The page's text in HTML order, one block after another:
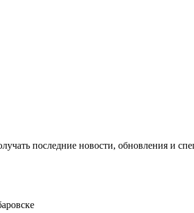
последние новости, обновления и